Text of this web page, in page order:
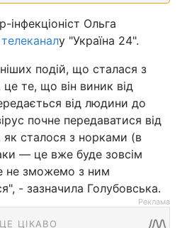
інфекціоніст Ольга
телеканалу "Україна 24".
подій, що сталася з
те, що він виник від
від людини до
почне передаватися від
сталося з норками (в
— це вже буде зовсім
не зможемо з ним
- зазначила Голубовська.
Реклама